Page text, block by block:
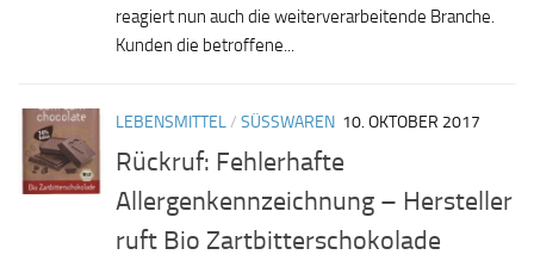
reagiert nun auch die weiterverarbeitende Branche.
Kunden die betroffene...
LEBENSMITTEL/ SÜSSWAREN 10. OKTOBER 2017
Rückruf: Fehlerhafte
Allergenkennzeichnung – Hersteller
ruft Bio Zartbitterschokolade